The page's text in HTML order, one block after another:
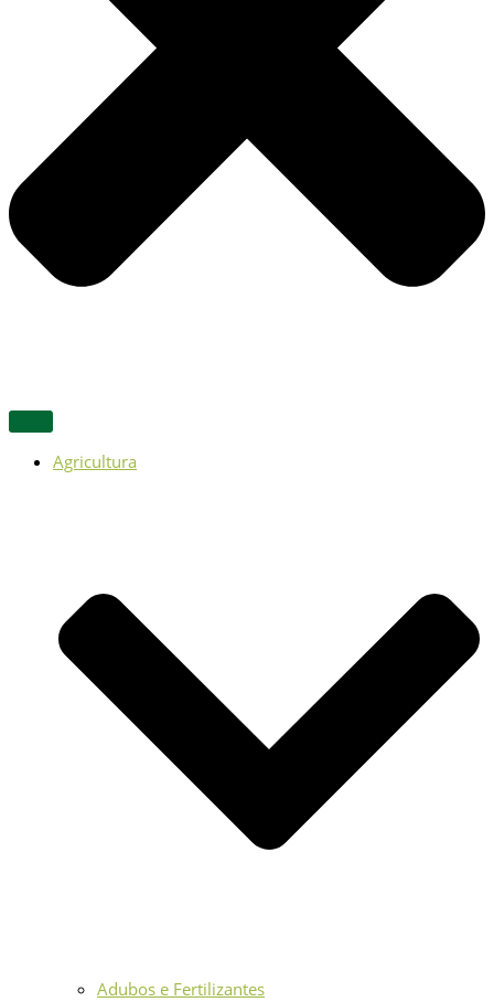
Agricultura
Adubos e Fertilizantes